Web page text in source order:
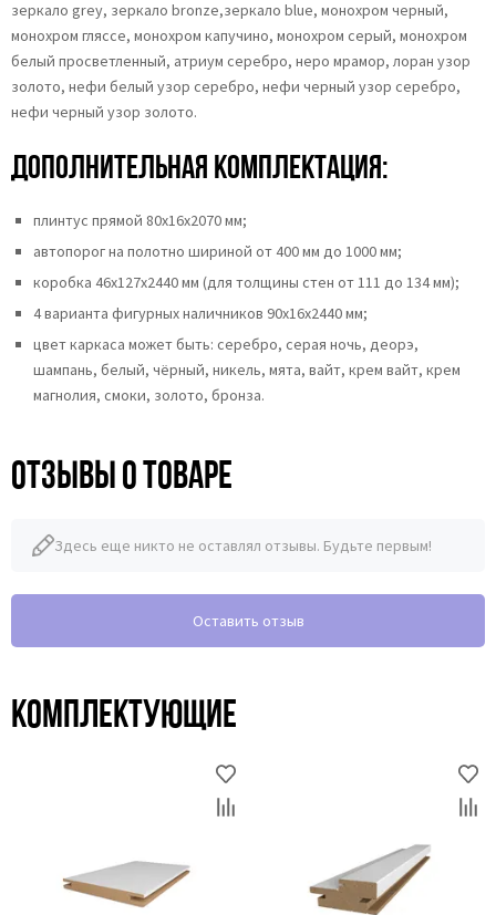
зеркало grey, зеркало bronze,зеркало blue, монохром черный,
монохром гляссе, монохром капучино, монохром серый, монохром
белый просветленный, атриум серебро, неро мрамор, лоран узор
золото, нефи белый узор серебро, нефи черный узор серебро,
нефи черный узор золото.
Дополнительная комплектация:
плинтус прямой 80х16х2070 мм;
автопорог на полотно шириной от 400 мм до 1000 мм;
коробка 46x127x2440 мм (для толщины стен от 111 до 134 мм);
4 варианта фигурных наличников 90х16х2440 мм;
цвет каркаса может быть: серебро, серая ночь, деорэ,
шампань, белый, чёрный, никель, мята, вайт, крем вайт, крем
магнолия, смоки, золото, бронза.
Отзывы о товаре
Здесь еще никто не оставлял отзывы. Будьте первым!
Оставить отзыв
Комплектующие